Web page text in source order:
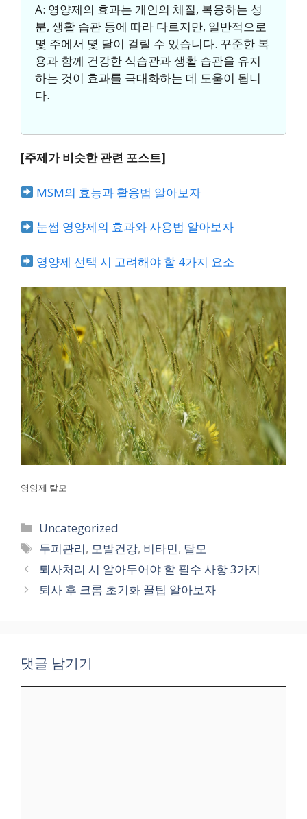
A: 영양제의 효과는 개인의 체질, 복용하는 성
분, 생활 습관 등에 따라 다르지만, 일반적으로
몇 주에서 몇 달이 걸릴 수 있습니다. 꾸준한 복
용과 함께 건강한 식습관과 생활 습관을 유지
하는 것이 효과를 극대화하는 데 도움이 됩니
다.
[주제가 비슷한 관련 포스트]
MSM의 효능과 활용법 알아보자
눈썹 영양제의 효과와 사용법 알아보자
영양제 선택 시 고려해야 할 4가지 요소
영양제 탈모
카
테
고
리
Uncategorized
태
그
두피관리, 모발건강, 비타민, 탈모
퇴사처리 시 알아두어야 할 필수 사항 3가지
퇴사 후 크롬 초기화 꿀팁 알아보자
댓글 남기기